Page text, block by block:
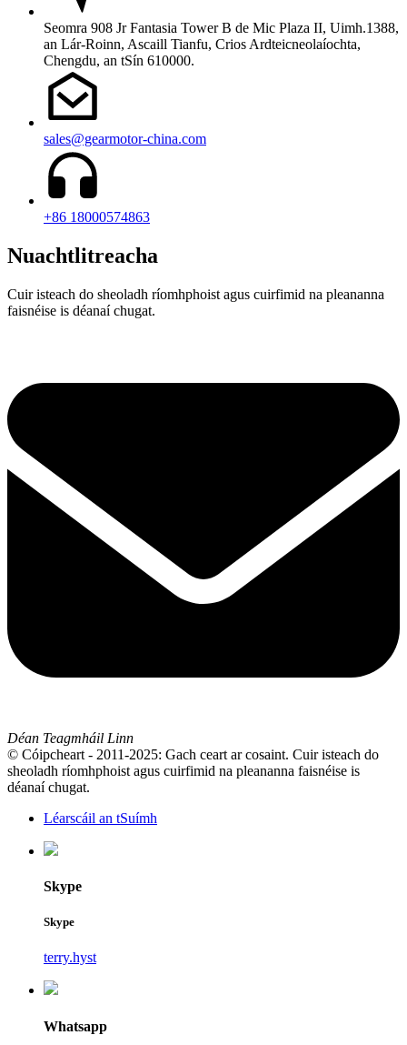
Seomra 908 Jr Fantasia Tower B de Mic Plaza II, Uimh.1388,
an Lár-Roinn, Ascaill Tianfu, Crios Ardteicneolaíochta,
Chengdu, an tSín 610000.
sales@gearmotor-china.com
+86 18000574863
Nuachtlitreacha
Cuir isteach do sheoladh ríomhphoist agus cuirfimid na pleananna
faisnéise is déanaí chugat.
Déan Teagmháil Linn
© Cóipcheart - 2011-2025: Gach ceart ar cosaint. Cuir isteach do
sheoladh ríomhphoist agus cuirfimid na pleananna faisnéise is
déanaí chugat.
Léarscáil an tSuímh
Skype
Skype
terry.hyst
Whatsapp